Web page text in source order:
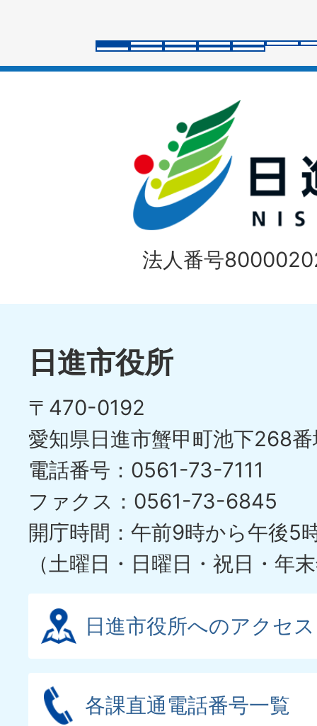
ラ
イ
ド
法人番号
日進市役所
〒470-0192
愛知県日進市蟹甲町池下268
電話番号：0561-73-7111
ファクス：0561-73-6845
開庁時間：午前9時から午後5
（土曜日・日曜日・祝日・年
日進市役所へのアクセス
各課直通電話番号一覧